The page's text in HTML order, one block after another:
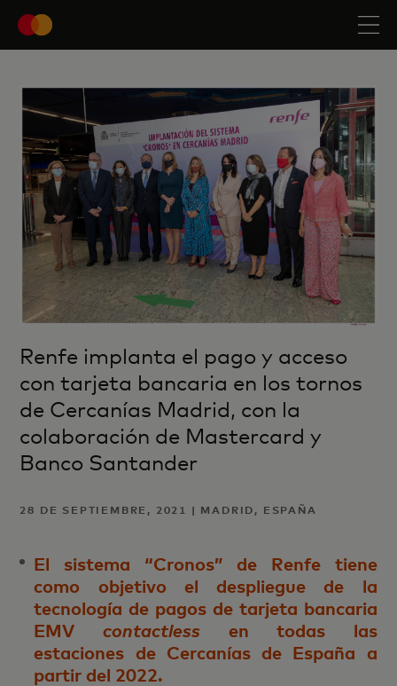
Renfe implanta el pago y acceso
con tarjeta bancaria en los tornos
de Cercanías Madrid, con la
colaboración de Mastercard y
Banco Santander
28 DE SEPTIEMBRE, 2021 | MADRID, ESPAÑA
El sistema “Cronos” de Renfe tiene
como objetivo el despliegue de la
tecnología de pagos de tarjeta bancaria
EMV contactless en todas las
estaciones de Cercanías de España a
partir del 2022.